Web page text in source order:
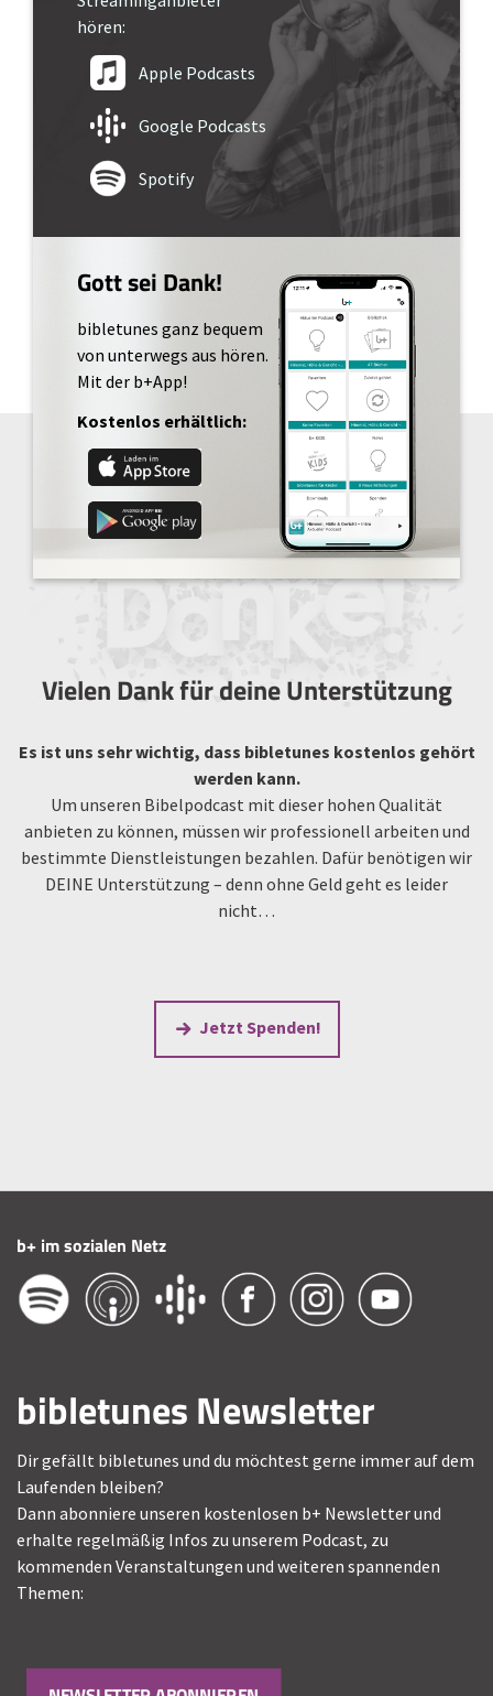
hören:
Apple Podcasts
Google Podcasts
Spotify
Gott sei Dank!
bibletunes ganz bequem
von unterwegs aus hören.
Mit der b+App!
Kostenlos erhältlich:
Vielen Dank für deine Unterstützung
Es ist uns sehr wichtig, dass bibletunes kostenlos gehört
werden kann.
Um unseren Bibelpodcast mit dieser hohen Qualität
anbieten zu können, müssen wir professionell arbeiten und
bestimmte Dienstleistungen bezahlen. Dafür benötigen wir
DEINE Unterstützung – denn ohne Geld geht es leider
nicht…
Jetzt Spenden!
b+ im sozialen Netz
bibletunes Newsletter
Dir gefällt bibletunes und du möchtest gerne immer auf dem
Laufenden bleiben?
Dann abonniere unseren kostenlosen b+ Newsletter und
erhalte regelmäßig Infos zu unserem Podcast, zu
kommenden Veranstaltungen und weiteren spannenden
Themen: